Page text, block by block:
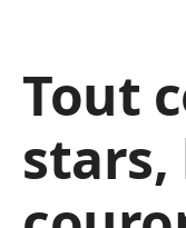
Tout
stars,